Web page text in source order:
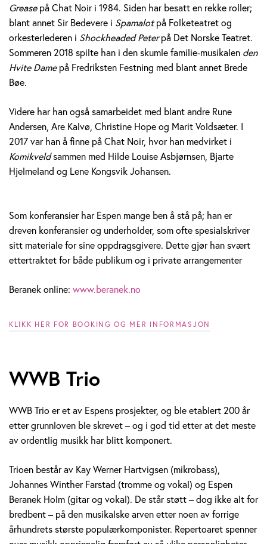
Greasepå Chat Noir i 1984. Siden har besatt en rekke roller;
blant annet Sir Bedevere i Spamalotpå Folketeatret og
orkesterlederen i Shockheaded Peterpå Det Norske Teatret.
Sommeren 2018 spilte han i den skumle familie-musikalen den
Hvite Damepå Fredriksten Festning med blant annet Brede
Bøe.
Videre har han også samarbeidet med blant andre Rune
Andersen, Are Kalvø, Christine Hope og Marit Voldsæter. I
2017 var han å finne på Chat Noir, hvor han medvirket i
Komikveldsammen med Hilde Louise Asbjørnsen, Bjarte
Hjelmeland og Lene Kongsvik Johansen.
Som konferansier har Espen mange ben å stå på; han er
dreven konferansier og underholder, som ofte spesialskriver
sitt materiale for sine oppdragsgivere. Dette gjør han svært
ettertraktet for både publikum og i private arrangementer
Beranek online: www.beranek.no
KLIKK HER FOR BOOKING OG MER INFORMASJON
WWB Trio
WWB Trio er et av Espens prosjekter, og ble etablert 200 år
etter grunnloven ble skrevet – og i god tid etter at det meste
av ordentlig musikk har blitt komponert.
Trioen består av Kay Werner Hartvigsen (mikrobass),
Johannes Winther Farstad (tromme og vokal) og Espen
Beranek Holm (gitar og vokal). De står støtt – dog ikke alt for
bredbent – på den musikalske arven etter noen av forrige
århundrets største populærkomponister. Repertoaret spenner